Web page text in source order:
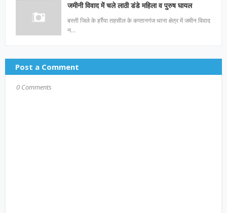
जमीनी विवाद में चले लाठी डंडे महिला व पुरुष घायल
बस्ती जिले के हर्रैया तहसील के कप्तानगंज थाना क्षेत्र में जमीन विवाद
न…
Post a Comment
0 Comments